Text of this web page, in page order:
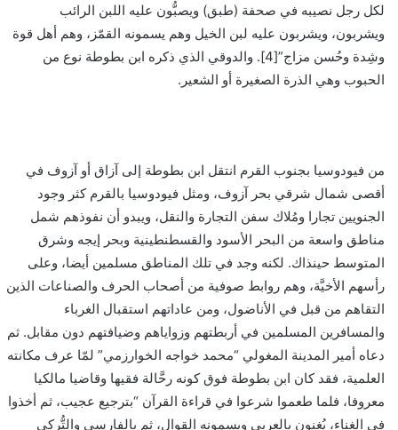
لكل رجل نصيبه في صحفة (طبق) ويصبُّون عليه اللبن الرائب
ويشربون، ويشربون عليه لبن الخيل وهم يسمونه القمّز، وهم أهل قوة
وشِدة وحُسن مزاج”[4]. والدوقي الذي ذكره ابن بطوطة نوع من
الحبوب وهي الذرة الصغيرة أو الشعير.
من فيودوسيا بجنوب القرم انتقل ابن بطوطة إلى آزاق أو آزوف في
أقصى شمال شرقي بحر آزوف، ومثل فيودوسيا بالقرم كثر وجود
الجنويين تجارا ومُلاك سفن التجارة والنقل، ويبدو أن نفوذهم شمل
مناطق واسعة من البحر الأسود والقسطنطينية وبحر إيجه وشرق
المتوسط حينذاك. لكنه وجد في تلك المناطق مسلمين أيضا، وعلى
رأسهم الأخيَّة، وهم روابط صوفية من أصحاب الحرف والصناعات الذين
التقاهم من قبل في الأناضول، ومن عاداتهم استقبال الغرباء
والمسافرين المسلمين في أربطتهم وزواياهم وضيافتهم دون مقابل. ثم
دعاه أمير المدينة المغولي “محمد خواجه الخوارزمي” لمّا عرف مكانته
العلمية، فقد كان ابن بطوطة فوق كونه رحَّالة فقيها وقاضيا مالكيا
معروفا، فلما طعموا شرعوا في قراءة القرآن “بترجيع عجيب، ثم أخذوا
في الغناء، يُغنون بالعربي ويسمونه القوال، ثم بالفارسي والتُّركي